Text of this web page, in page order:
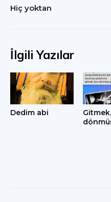
Hiç yoktan
İlgili Yazılar
Dedim abi